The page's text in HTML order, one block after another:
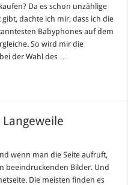
Da es schon unzählige
dachte ich mir, dass ich die
Babyphones auf dem
So wird mir die
der Wahl des …
wenn man die Seite aufruft,
beeindruckenden Bilder. Und
Die meisten finden es